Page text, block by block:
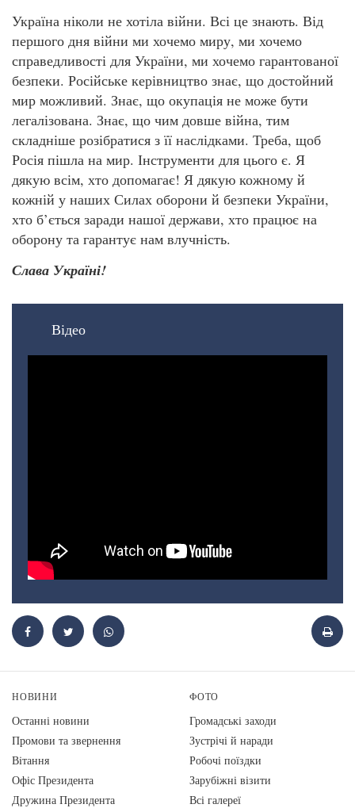
Україна ніколи не хотіла війни. Всі це знають. Від
першого дня війни ми хочемо миру, ми хочемо
справедливості для України, ми хочемо гарантованої
безпеки. Російське керівництво знає, що достойний
мир можливий. Знає, що окупація не може бути
легалізована. Знає, що чим довше війна, тим
складніше розібратися з її наслідками. Треба, щоб
Росія пішла на мир. Інструменти для цього є. Я
дякую всім, хто допомагає! Я дякую кожному й
кожній у наших Силах оборони й безпеки України,
хто б’ється заради нашої держави, хто працює на
оборону та гарантує нам влучність.
Слава Україні!
Відео
НОВИНИ
Останні новини
Промови та звернення
Вiтання
Офіс Президента
Дружина Президента
ФОТО
Громадські заходи
Зустрічі й наради
Робочі поїздки
Зарубіжні візити
Всі галереї